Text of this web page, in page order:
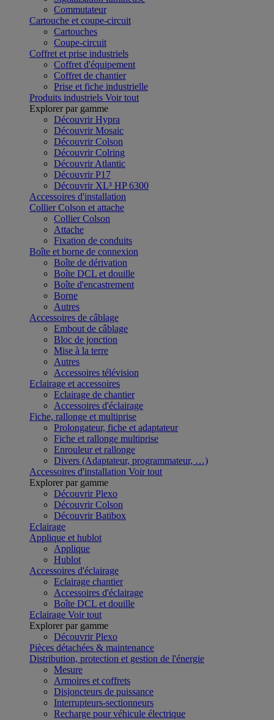
Commutateur
Cartouche et coupe-circuit
Cartouches
Coupe-circuit
Coffret et prise industriels
Coffret d'équipement
Coffret de chantier
Prise et fiche industrielle
Produits industriels Voir tout
Explorer par gamme
Découvrir Hypra
Découvrir Mosaic
Découvrir Colson
Découvrir Colring
Découvrir Atlantic
Découvrir P17
Découvrir XL³ HP 6300
Accessoires d'installation
Collier Colson et attache
Collier Colson
Attache
Fixation de conduits
Boîte et borne de connexion
Boîte de dérivation
Boîte DCL et douille
Boîte d'encastrement
Borne
Autres
Accessoires de câblage
Embout de câblage
Bloc de jonction
Mise à la terre
Autres
Accessoires télévision
Eclairage et accessoires
Eclairage de chantier
Accessoires d'éclairage
Fiche, rallonge et multiprise
Prolongateur, fiche et adaptateur
Fiche et rallonge multiprise
Enrouleur et rallonge
Divers (Adaptateur, programmateur, …)
Accessoires d'installation Voir tout
Explorer par gamme
Découvrir Plexo
Découvrir Colson
Découvrir Batibox
Eclairage
Applique et hublot
Applique
Hublot
Accessoires d'éclairage
Eclairage chantier
Accessoires d'éclairage
Boîte DCL et douille
Eclairage Voir tout
Explorer par gamme
Découvrir Plexo
Pièces détachées & maintenance
Distribution, protection et gestion de l'énergie
Mesure
Armoires et coffrets
Disjoncteurs de puissance
Interrupteurs-sectionneurs
Recharge pour véhicule électrique